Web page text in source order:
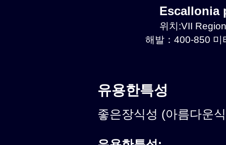
Escallonia
위치:VII
해발：400-850 미
유용한특성
좋은장식성 (아름다운